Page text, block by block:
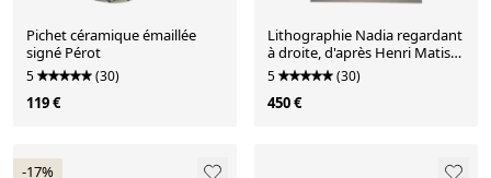
Pichet céramique émaillée
signé Pérot
5 (30)
119 €
Lithographie Nadia regardant
à droite, d'après Henri Matisse
- 1948
5 (30)
450 €
-17%